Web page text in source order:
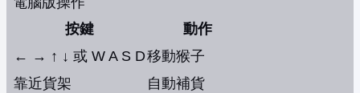
按鍵
動作
← → ↑ ↓ 或 W A S D移動猴子
靠近貨架
自動補貨